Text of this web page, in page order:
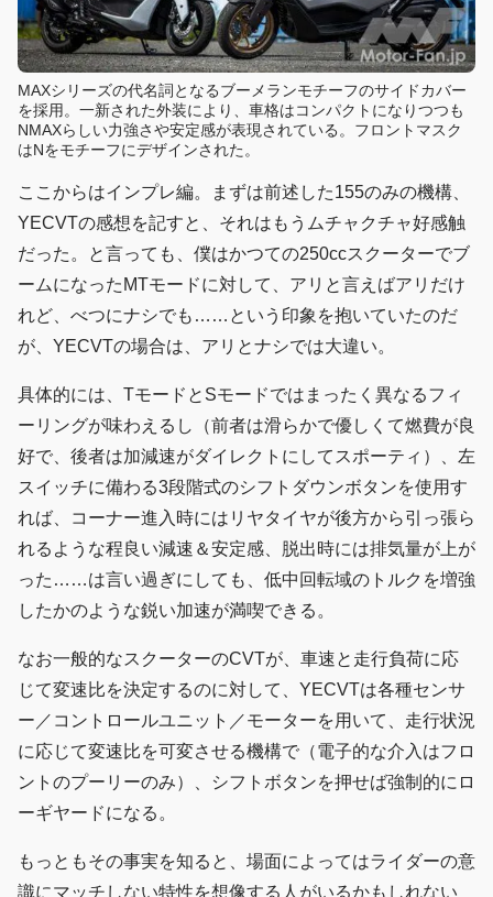
MAXシリーズの代名詞となるブーメランモチーフのサイドカバー
を採用。一新された外装により、車格はコンパクトになりつつも
NMAXらしい力強さや安定感が表現されている。フロントマスク
はNをモチーフにデザインされた。
ここからはインプレ編。まずは前述した155のみの機構、
YECVTの感想を記すと、それはもうムチャクチャ好感触
だった。と言っても、僕はかつての250ccスクーターでブ
ームになったMTモードに対して、アリと言えばアリだけ
れど、べつにナシでも……という印象を抱いていたのだ
が、YECVTの場合は、アリとナシでは大違い。
具体的には、TモードとSモードではまったく異なるフィ
ーリングが味わえるし（前者は滑らかで優しくて燃費が良
好で、後者は加減速がダイレクトにしてスポーティ）、左
スイッチに備わる3段階式のシフトダウンボタンを使用す
れば、コーナー進入時にはリヤタイヤが後方から引っ張ら
れるような程良い減速＆安定感、脱出時には排気量が上が
った……は言い過ぎにしても、低中回転域のトルクを増強
したかのような鋭い加速が満喫できる。
なお一般的なスクーターのCVTが、車速と走行負荷に応
じて変速比を決定するのに対して、YECVTは各種センサ
ー／コントロールユニット／モーターを用いて、走行状況
に応じて変速比を可変させる機構で（電子的な介入はフロ
ントのプーリーのみ）、シフトボタンを押せば強制的にロ
ーギヤードになる。
もっともその事実を知ると、場面によってはライダーの意
識にマッチしない特性を想像する人がいるかもしれない